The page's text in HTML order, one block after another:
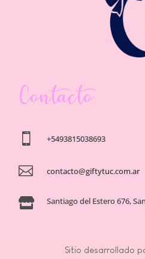
Contacto
 +5493815038693
 contacto@giftytuc.com.ar
 Santiago del Estero 676,
Sitio desarrollado